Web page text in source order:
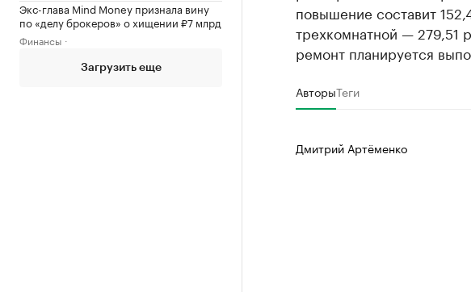
Экс-глава Mind Money признала вину
по «делу брокеров» о хищении ₽7 млрд
Финансы
Загрузить еще
повышение составит
трехкомнатной — 279,51
ремонт планируется
АвторыТеги
Дмитрий Артёменко